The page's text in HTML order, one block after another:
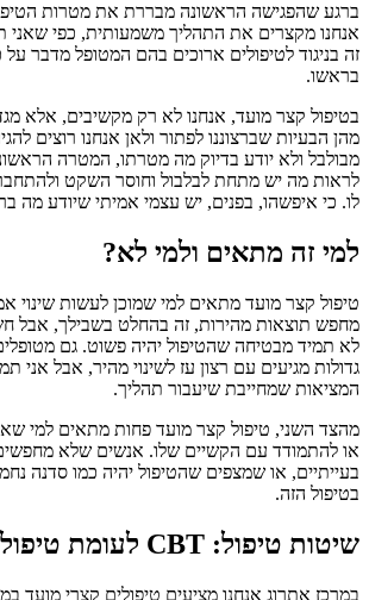
ברגע שהפגישה הראשונה מבררת את מטרות
אנחנו מקצרים את התהליך משמעותית, כפי שאני
זה בניגוד לטיפולים ארוכים בהם המטופל מדבר
בראשו.
בטיפול קצר מועד, אנחנו לא רק מקשיבים, אלא
מהן הבעיות שברצוננו לפתור ולאן אנחנו רוצים
מבולבל ולא יודע בדיוק מה מטרתו, המטרה
לראות מה יש מתחת לבלבול וחוסר השקט
לו. כי איפשהו, בפנים, יש עצמי אמיתי שיודע מה
למי זה מתאים ולמי לא?
טיפול קצר מועד מתאים למי שמוכן לעשות שינוי
מחפש תוצאות מהירות, זה בהחלט בשבילך, אבל
לא תמיד מבטיחה שהטיפול יהיה פשוט. גם
גדולות מגיעים עם רצון עז לשינוי מהיר, אבל אני
המציאות שמחייבת שיעבור תהליך.
מהצד השני, טיפול קצר מועד פחות מתאים למי
או להתמודד עם הקשיים שלו. אנשים שלא
בעייתיים, או שמצפים שהטיפול יהיה כמו סדנה
בטיפול הזה.
שיטות טיפול: CBT לעומת טיפול דינמי חוויתי
במרכז אתרוג אנחנו מציעים טיפולים קצרי מועד